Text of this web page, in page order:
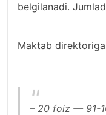
belgilanadi.
Maktab
– 20 foiz — 91-